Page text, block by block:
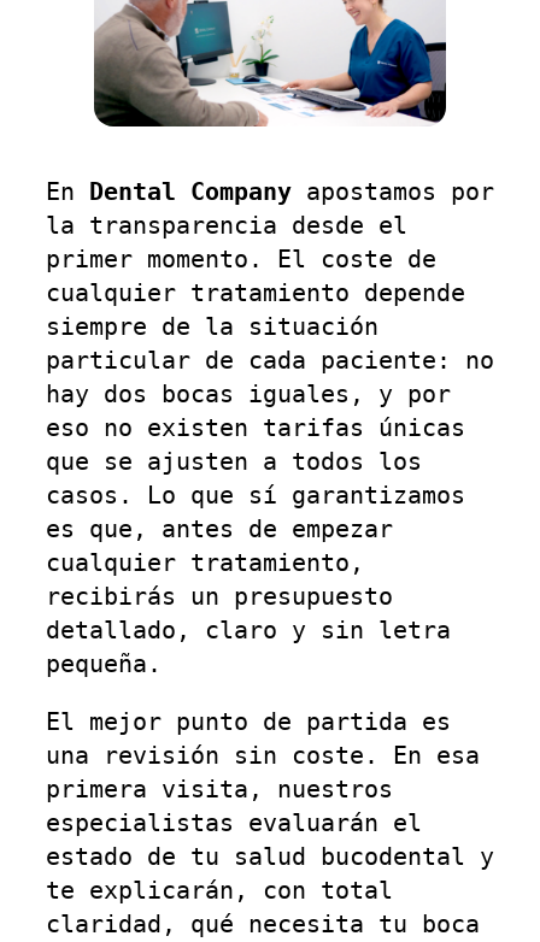
En Dental Company apostamos por
la transparencia desde el
primer momento. El coste de
cualquier tratamiento depende
siempre de la situación
particular de cada paciente: no
hay dos bocas iguales, y por
eso no existen tarifas únicas
que se ajusten a todos los
casos. Lo que sí garantizamos
es que, antes de empezar
cualquier tratamiento,
recibirás un presupuesto
detallado, claro y sin letra
pequeña.
El mejor punto de partida es
una revisión sin coste. En esa
primera visita, nuestros
especialistas evaluarán el
estado de tu salud bucodental y
te explicarán, con total
claridad, qué necesita tu boca